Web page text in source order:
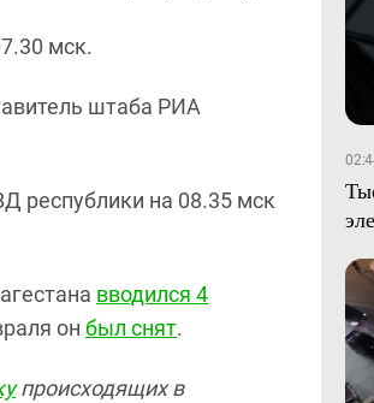
мск.
штаба РИА
республики на 08.35 мск
вводился 4
он был снят.
происходящих в